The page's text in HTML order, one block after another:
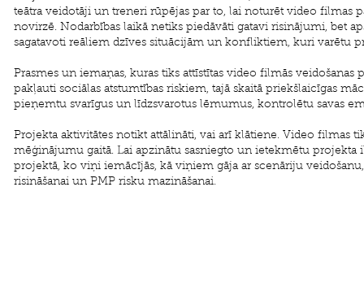
teātra veidotāji un treneri rūpējas par to, lai noturēt video filmas
novirzē. Nodarbības laikā netiks piedāvāti gatavi risinājumi, bet
sagatavoti reāliem dzīves situācijām un konfliktiem, kuri varētu
Prasmes un iemaņas, kuras tiks attīstītas video filmās
pakļauti sociālas atstumtības riskiem, tajā skaitā priekšlaicīgas
pieņemtu svarīgus un līdzsvarotus lēmumus, kontrolētu savas
Projekta aktivitātes notikt attālināti, vai arī klātiene. Video filmas
mēģinājumu gaitā. Lai apzinātu sasniegto un ietekmētu projekta
projektā, ko viņi iemācījās, kā viņiem gāja ar scenāriju
risināšanai un PMP risku mazināšanai.